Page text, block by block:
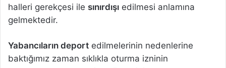
halleri gerekçesi ile sınırdışı edilmesi anlamına
gelmektedir.
Yabancıların deport edilmelerinin nedenlerine
baktığımız zaman sıklıkla oturma izninin